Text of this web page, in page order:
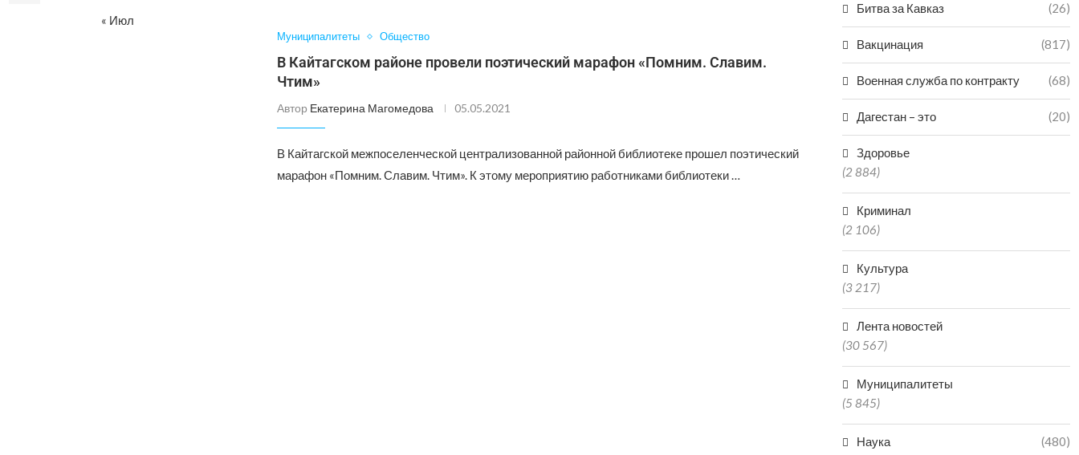
Муниципалитеты Общество
В Кайтагском районе провели поэтический марафон «Помним. Славим.
Чтим»
Автор Екатерина Магомедова 05.05.2021
В Кайтагской межпоселенческой централизованной районной библиотеке прошел поэтический
марафон «Помним. Славим. Чтим». К этому мероприятию работниками библиотеки …
Битва за Кавказ (26)
Вакцинация (817)
Военная служба по контракту (68)
Дагестан – это (20)
Здоровье
(2 884)
Криминал
(2 106)
Культура
(3 217)
Лента новостей
(30 567)
Муниципалитеты
(5 845)
Наука (480)
« Июл